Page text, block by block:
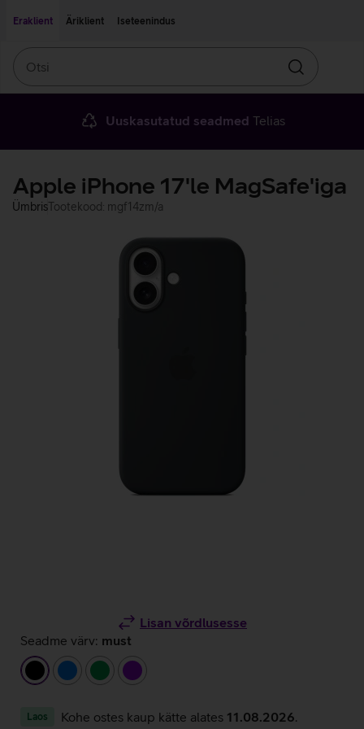
Eraklient
Äriklient Iseteenindus
Otsin
Uuskasutatud seadmed Telias
Apple iPhone 17'le MagSafe'iga
ÜmbrisTootekood: mgf14zm/a
Lisan võrdlusesse
Seadme värv: must
must
sinine rohelinelilla
Laos Kohe ostes kaup kätte alates 11.08.2026